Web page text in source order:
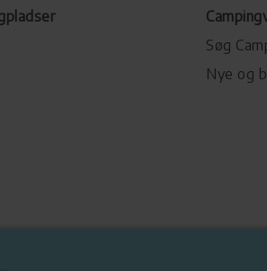
Søg
Nye og